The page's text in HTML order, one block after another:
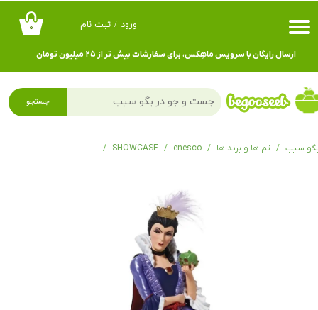
۰ ورود / ثبت نام
حساب کاربری من
تغییر گذر واژه
سفارشات
ارسال رایگان با سرویس ماهِکس، برای سفارشات بیش تر از ۲۵ میلیون تومان
جستجو
سیب تم ها و برند ها enesco
SHOWCASE